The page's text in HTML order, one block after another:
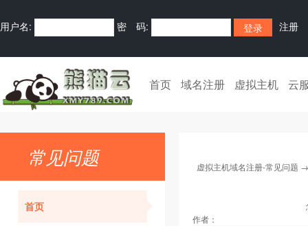
用户名: 密 码: 注册
首页 域名注册 虚拟主机 云
常见问题
首页
虚拟主机域名注册-常见问题
作者：